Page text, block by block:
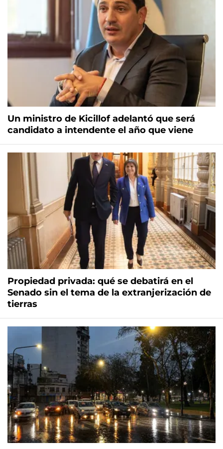
Un ministro de Kicillof adelantó que será
candidato a intendente el año que viene
Propiedad privada: qué se debatirá en el
Senado sin el tema de la extranjerización de
tierras